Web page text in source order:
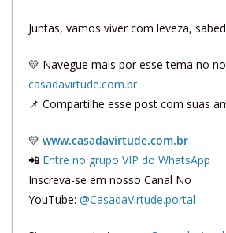
Juntas, vamos viver com leveza,
💛 Navegue mais por esse tema no
casadavirtude.com.br
📌 Compartilhe esse post com suas
💛 www.casadavirtude.com.br
📲 Entre no grupo VIP do WhatsApp
Inscreva-se em nosso Canal No
YouTube: @CasadaVirtude.portal